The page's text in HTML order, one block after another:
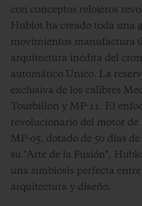
con conceptos relojeros
Hublot ha creado toda una
movimientos manufactura
arquitectura inédita del
automático Unico. La
exclusiva de los calibres
Tourbillon y MP-11. El
revolucionario del motor de
MP-05, dotado de 50 días
su "Arte de la Fusión",
una simbiosis perfecta
arquitectura y diseño.